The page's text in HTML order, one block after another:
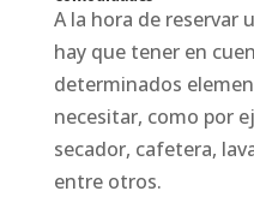
A la hora de reservar
hay que tener en
determinados
necesitar, como por
secador, cafetera,
entre otros.